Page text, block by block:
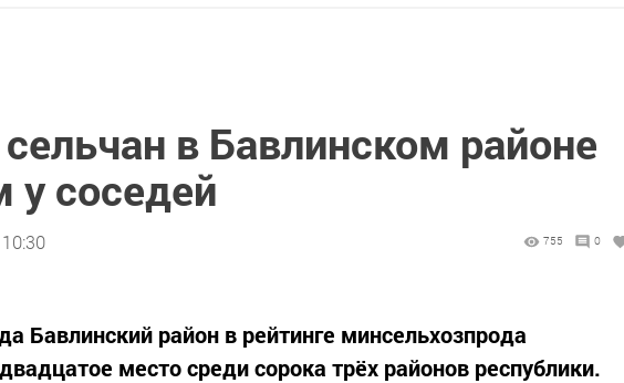
в Бавлинском районе
соседей
755 0
Бавлинский район в рейтинге минсельхозпрода
место среди сорока трёх районов республики.